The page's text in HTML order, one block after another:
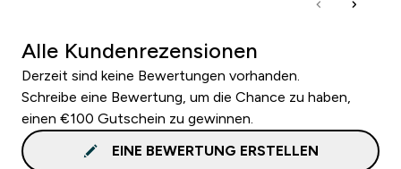
Alle Kundenrezensionen
Derzeit sind keine Bewertungen vorhanden.
Schreibe eine Bewertung, um die Chance zu haben,
einen €100 Gutschein zu gewinnen.
EINE BEWERTUNG ERSTELLEN